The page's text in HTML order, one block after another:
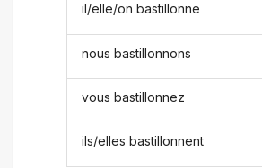
il/elle/on bastillonne
nous bastillonnons
vous bastillonnez
ils/elles bastillonnent